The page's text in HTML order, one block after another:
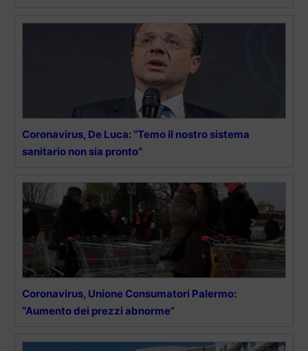
Coronavirus, De Luca: “Temo il nostro sistema
sanitario non sia pronto”
Coronavirus, Unione Consumatori Palermo:
“Aumento dei prezzi abnorme”